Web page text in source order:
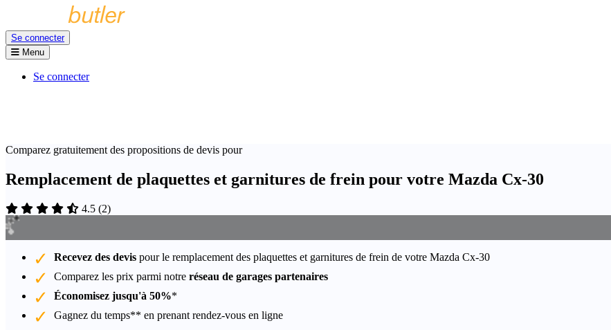
Se connecter
Menu
Se connecter
Comparez gratuitement des propositions de devis pour
Remplacement de plaquettes et garnitures de frein pour votre Mazda Cx-30
4.5 (2)
Recevez des devis pour le remplacement des plaquettes et garnitures de frein de votre Mazda Cx-30
Comparez les prix parmi notre réseau de garages partenaires
Économisez jusqu'à 50%*
Gagnez du temps** en prenant rendez-vous en ligne